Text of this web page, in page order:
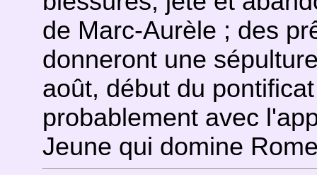
de Marc-Aurèle ; des
donneront une
août, début du
probablement avec
Jeune qui domine